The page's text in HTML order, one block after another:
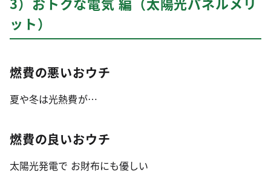
ット）
燃費の悪いおウチ
夏や冬は光熱費が…
燃費の良いおウチ
太陽光発電で お財布にも優しい